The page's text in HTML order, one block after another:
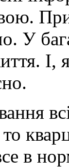
У
в